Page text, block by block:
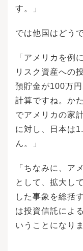
す。」
では他国はどう
「アメリカを例
リスク資産への
預貯金が100万
計算ですね。か
でアメリカの家
に対し、日本は
ん。」
「ちなみに、ア
として、拡大し
した事象を総括
は投資信託によ
いうことになり